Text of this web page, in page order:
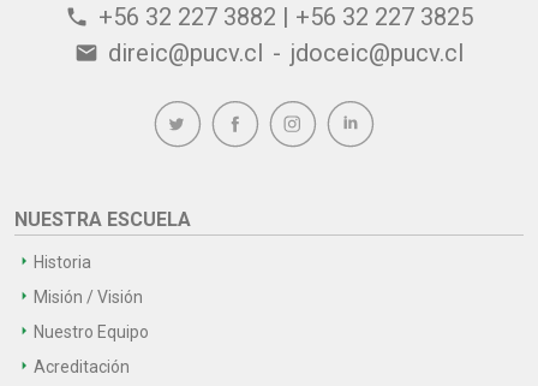
phone +56 32 227 3882 | +56 32 227 3825
email direic@pucv.cl - jdoceic@pucv.cl
NUESTRA ESCUELA
Historia
Misión / Visión
Nuestro Equipo
Acreditación